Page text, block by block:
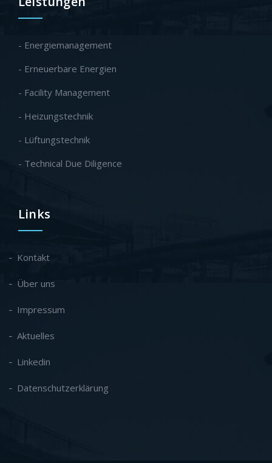
- Energiemanagement
- Erneuerbare Energien
- Facility Management
- Heizungstechnik
- Lüftungstechnik
- Technical Due Diligence
Links
Kontakt
Über uns
Impressum
Aktuelles
Linkedin
Datenschutzerklärung